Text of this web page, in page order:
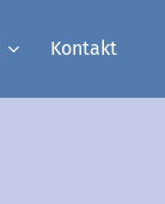
Kontakt